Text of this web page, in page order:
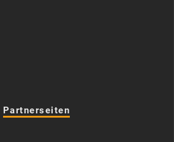
Partnerseiten